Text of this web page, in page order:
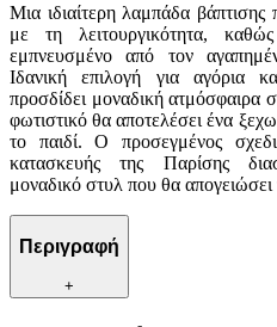
Μια ιδιαίτερη λαμπάδα βάπτισης
με τη λειτουργικότητα,
εμπνευσμένο από τον
Ιδανική επιλογή για αγόρια
προσδίδει μοναδική ατμόσφαιρα
φωτιστικό θα αποτελέσει ένα
το παιδί. Ο προσεγμένος
κατασκευής της Παρίσης
μοναδικό στυλ που θα απογειώσει
Περιγραφή
+